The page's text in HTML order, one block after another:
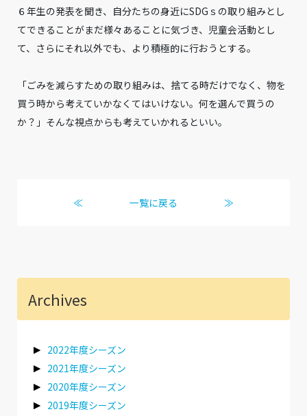
６年生の発表を聞き、自分たちの身近にSDGｓの取り組みとし
てできることがまだ様々あることに気づき、児童会活動とし
て、さらにそれ以外でも、より積極的に行おうとする。
「ごみを減らすための取り組みは、捨てる時だけでなく、物を
買う時から考えていかなくてはいけない。何を選んで買うの
か？」そんな視点からも考えていかれるといい。
≪ 一覧に戻る ≫
Archives
2022年度シーズン
2021年度シーズン
2020年度シーズン
2019年度シーズン